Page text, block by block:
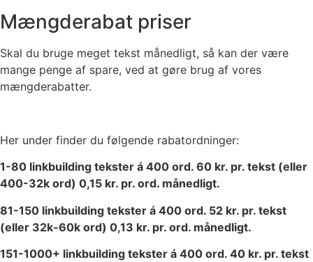
Mængderabat priser
Skal du bruge meget tekst månedligt, så kan der være
mange penge af spare, ved at gøre brug af vores
mængderabatter.
Her under finder du følgende rabatordninger:
1-80 linkbuilding tekster á 400 ord. 60 kr. pr. tekst (eller
400-32k ord) 0,15 kr. pr. ord. månedligt.
81-150 linkbuilding tekster á 400 ord. 52 kr. pr. tekst
(eller 32k-60k ord) 0,13 kr. pr. ord. månedligt.
151-1000+ linkbuilding tekster á 400 ord. 40 kr. pr. tekst